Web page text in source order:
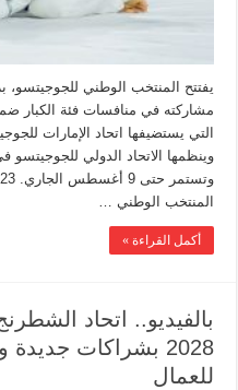
يفتتح المنتخب الوطني للجوجيتسو،
التي يستضيفها اتحاد الإمارات
وينظمها الاتحاد الدولي للجوجيتسو
المنتخب الوطني …
أكمل القراءة »
بالفيديو.. اتحاد
2028 بشراكات
للعمال